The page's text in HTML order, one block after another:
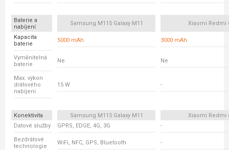
Baterie a
nabíjení
Samsung M115 Galaxy M11 Xiaomi Redmi
Kapacita
baterie
5000 mAh 3000 mAh
Vyměnitelná
baterie
Ne Ne
Max. výkon
drátového
nabíjení
15 W -
Konektivita Samsung M115 Galaxy M11
Xiaomi Redmi
Datové služby
GPRS, EDGE, 4G, 3G -
Bezdrátové
technologie
WiFi, NFC, GPS, Bluetooth -